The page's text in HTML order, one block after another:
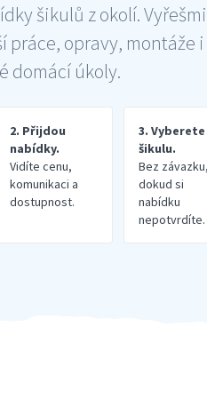
šikulů z okolí.
práce, opravy, montáže i
domácí úkoly.
2. Přijdou
nabídky.
Vidíte cenu,
komunikaci a
dostupnost.
3. Vyberete
šikulu.
Bez závazku,
dokud si
nabídku
nepotvrdíte.